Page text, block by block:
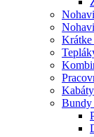
Krátke
Kabáty
Bundy